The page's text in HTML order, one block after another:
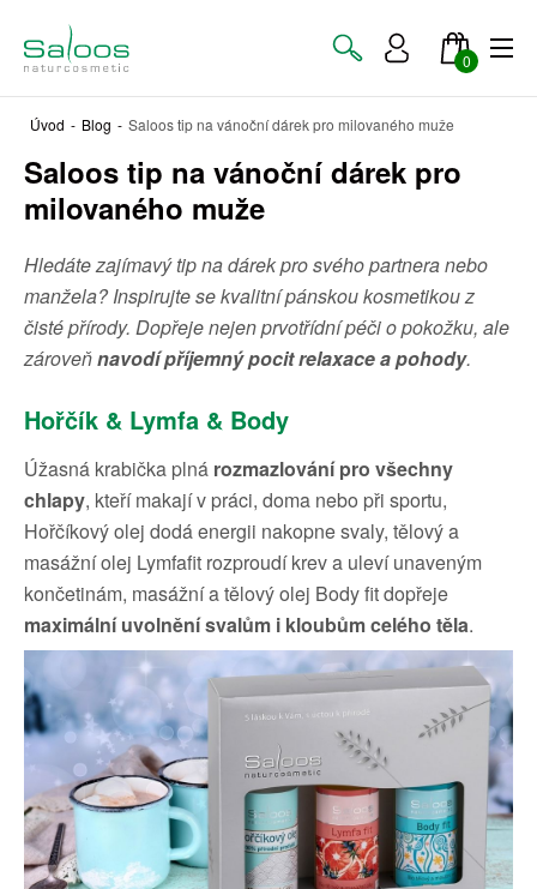
0
Úvod - Blog - Saloos tip na vánoční dárek pro milovaného muže
Saloos tip na vánoční dárek pro
milovaného muže
Hledáte zajímavý tip na dárek pro svého partnera nebo
manžela? Inspirujte se kvalitní pánskou kosmetikou z
čisté přírody. Dopřeje nejen prvotřídní péči o pokožku, ale
zároveňnavodí příjemný pocit relaxace a pohody.
Hořčík & Lymfa & Body
Úžasná krabička plná rozmazlování pro všechny
chlapy, kteří makají v práci, doma nebo při sportu,
Hořčíkový olej dodá energii nakopne svaly, tělový a
masážní olej Lymfafit rozproudí krev a uleví unaveným
končetinám, masážní a tělový olej Body fit dopřeje
maximální uvolnění svalům i kloubům celého těla.